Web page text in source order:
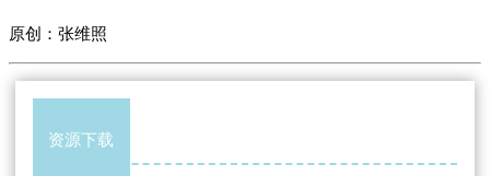
原创：张维照
资源下载